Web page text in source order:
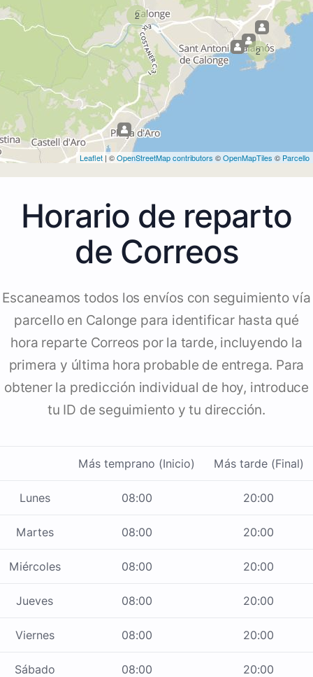
2
2
Leaflet | ©OpenStreetMap contributors ©OpenMapTiles © Parcello
Horario de reparto
de Correos
Escaneamos todos los envíos con seguimiento vía
parcello en Calonge para identificar hasta qué
hora reparte Correos por la tarde, incluyendo la
primera y última hora probable de entrega. Para
obtener la predicción individual de hoy, introduce
tu ID de seguimiento y tu dirección.
Más temprano (Inicio) Más tarde (Final)
Lunes 08:00 20:00
Martes 08:00 20:00
Miércoles 08:00 20:00
Jueves 08:00 20:00
Viernes 08:00 20:00
Sábado 08:00 20:00